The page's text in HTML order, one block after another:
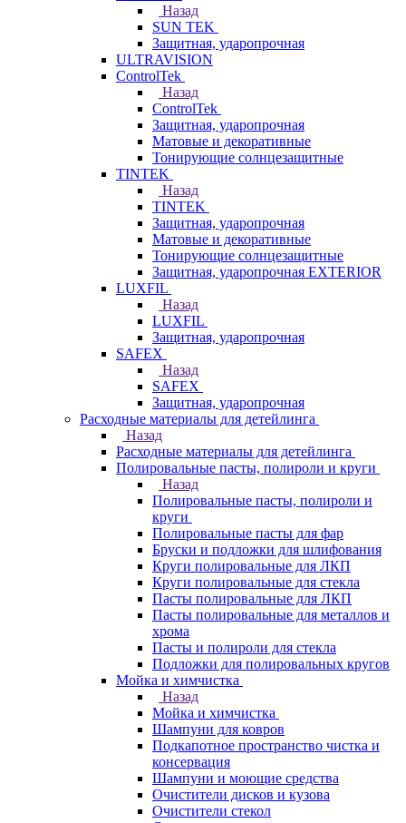
Назад
SUN TEK
Защитная, ударопрочная
ULTRAVISION
ControlTek
Назад
ControlTek
Защитная, ударопрочная
Матовые и декоративные
Тонирующие солнцезащитные
TINTEK
Назад
TINTEK
Защитная, ударопрочная
Матовые и декоративные
Тонирующие солнцезащитные
Защитная, ударопрочная EXTERIOR
LUXFIL
Назад
LUXFIL
Защитная, ударопрочная
SAFEX
Назад
SAFEX
Защитная, ударопрочная
Расходные материалы для детейлинга
Назад
Расходные материалы для детейлинга
Полировальные пасты, полироли и круги
Назад
Полировальные пасты, полироли и
круги
Полировальные пасты для фар
Бруски и подложки для шлифования
Круги полировальные для ЛКП
Круги полировальные для стекла
Пасты полировальные для ЛКП
Пасты полировальные для металлов и
хрома
Пасты и полироли для стекла
Подложки для полировальных кругов
Мойка и химчистка
Назад
Мойка и химчистка
Шампуни для ковров
Подкапотное пространство чистка и
консервация
Шампуни и моющие средства
Очистители дисков и кузова
Очистители стекол